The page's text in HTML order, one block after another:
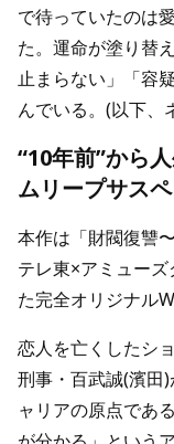
で待っていたのは
た。運命が塗り替
止まらない」「容
んでいる。(以下、
“10年前”から
ムリープサス
本作は「財閥復讐
テレ東×アミュー
た完全オリジナル
恋人を亡くしたシ
刑事・百武誠(濱田
ャリアの原点であ